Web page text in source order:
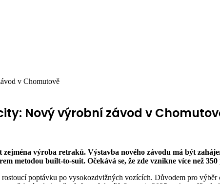
v Chomutově
Nový výrobní závod v
výroba retraků. Výstavba nového závodu má být
metodou built-to-suit. Očekává se, že zde vznikne více než
poptávku po vysokozdvižných vozících. Důvodem pro